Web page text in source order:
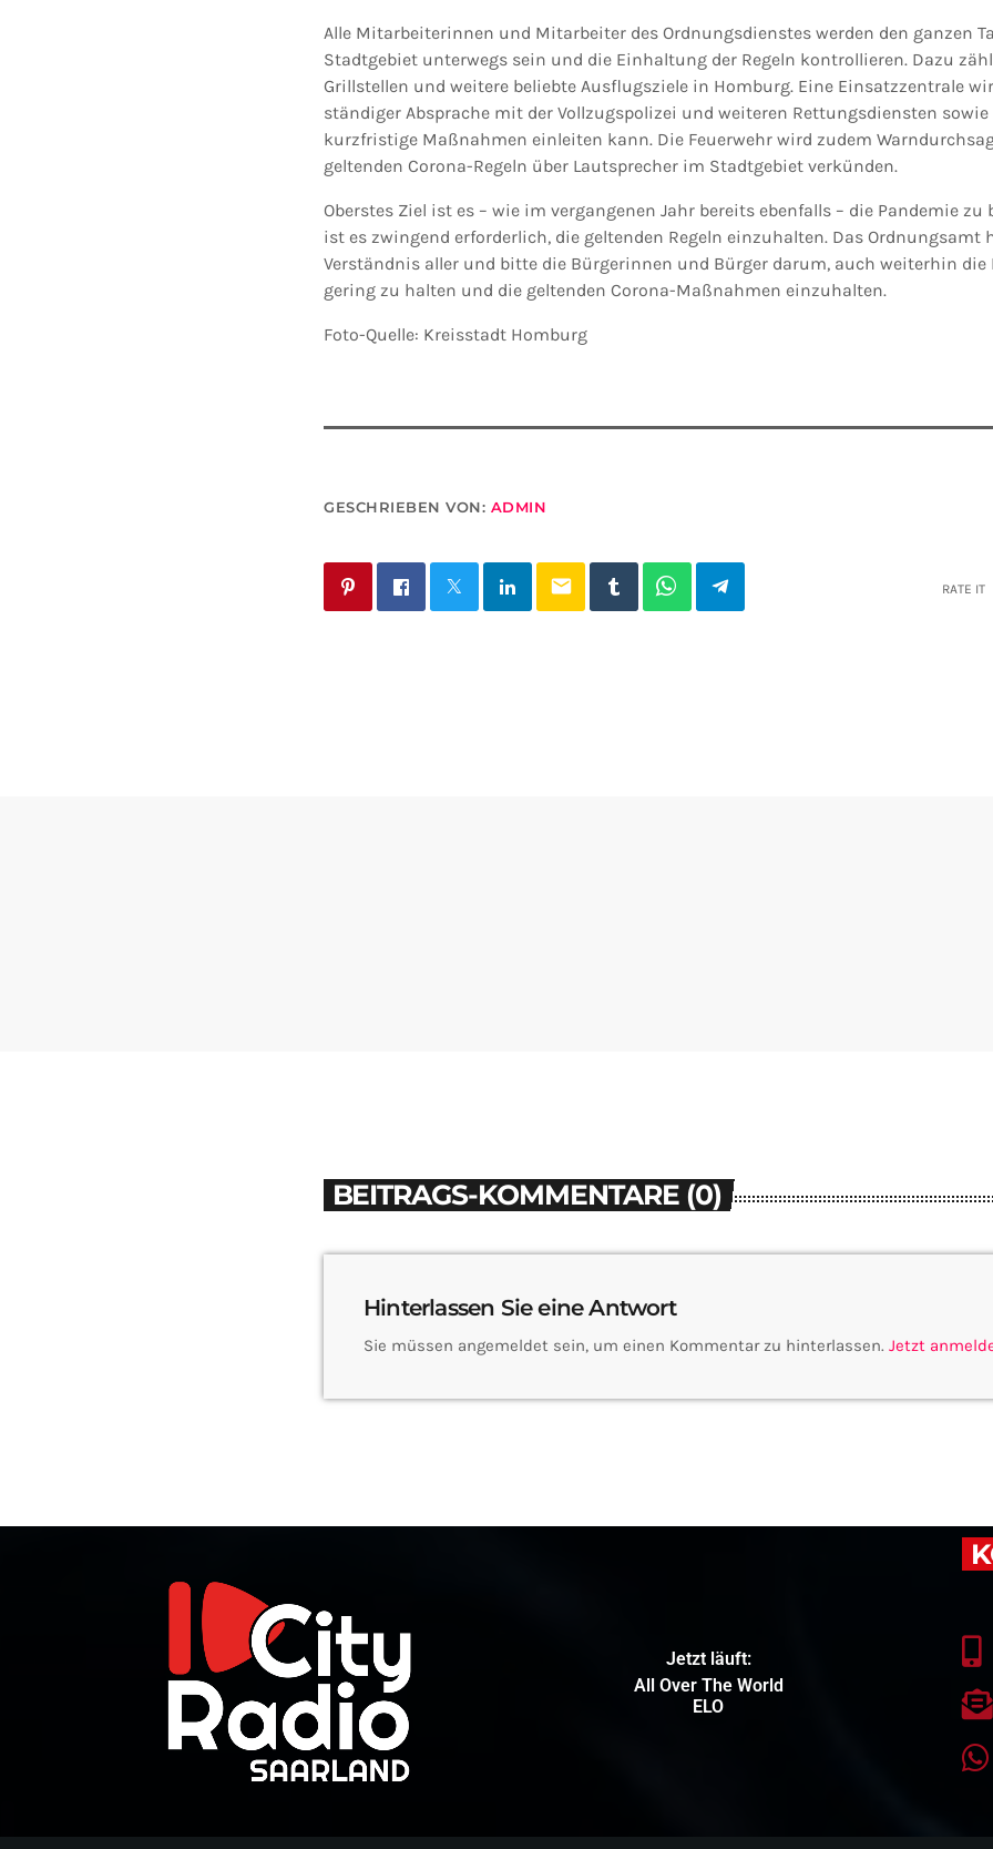
Alle Mitarbeiterinnen und Mitarbeiter des Ordnungsdienstes werden den ganzen
Stadtgebiet unterwegs sein und die Einhaltung der Regeln kontrollieren. Dazu
Grillstellen und weitere beliebte Ausflugsziele in Homburg. Eine Einsatzzentrale
ständiger Absprache mit der Vollzugspolizei und weiteren Rettungsdiensten
kurzfristige Maßnahmen einleiten kann. Die Feuerwehr wird zudem
geltenden Corona-Regeln über Lautsprecher im Stadtgebiet verkünden.
Oberstes Ziel ist es – wie im vergangenen Jahr bereits ebenfalls – die Pandemie zu
ist es zwingend erforderlich, die geltenden Regeln einzuhalten. Das Ordnungsamt
Verständnis aller und bitte die Bürgerinnen und Bürger darum, auch weiterhin
gering zu halten und die geltenden Corona-Maßnahmen einzuhalten.
Foto-Quelle: Kreisstadt Homburg
GESCHRIEBEN VON: ADMIN
email RATE IT
BEITRAGS-KOMMENTARE (0)
Hinterlassen Sie eine Antwort
Sie müssen angemeldet sein, um einen Kommentar zu hinterlassen. Jetzt
Jetzt läuft:
All Over The World
ELO